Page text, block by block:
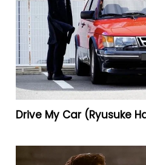
Drive My Car (Ryusuke